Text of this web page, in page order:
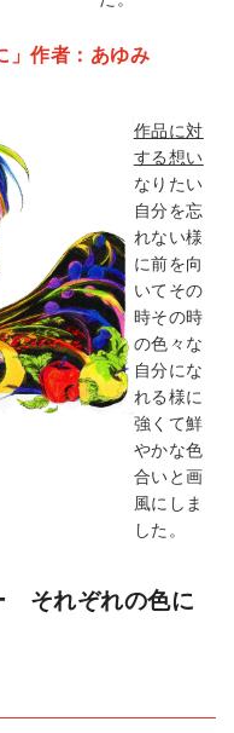
」作者：あゆみ
作品に対
する想い
なりたい
自分を忘
れない様
に前を向
いてその
時その時
の色々な
自分にな
れる様に
強くて鮮
やかな色
合いと画
風にしま
した。
それぞれの色に